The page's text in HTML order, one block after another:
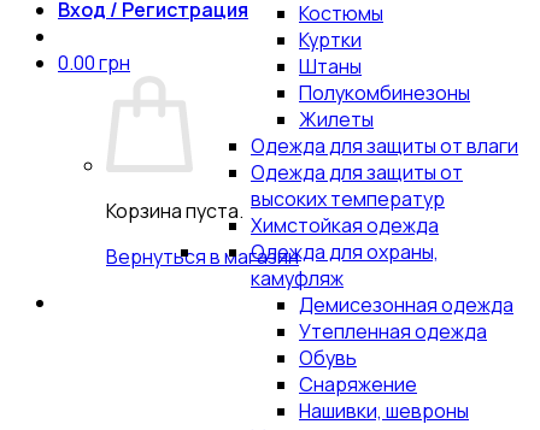
Вход / Регистрация
0.00грн
Корзина пуста.
Вернуться в магазин
Костюмы
Куртки
Штаны
Полукомбинезоны
Жилеты
Одежда для защиты от влаги
Одежда для защиты от
высоких температур
Химстойкая одежда
Одежда для охраны,
камуфляж
Демисезонная одежда
Утепленная одежда
Обувь
Снаряжение
Нашивки, шевроны